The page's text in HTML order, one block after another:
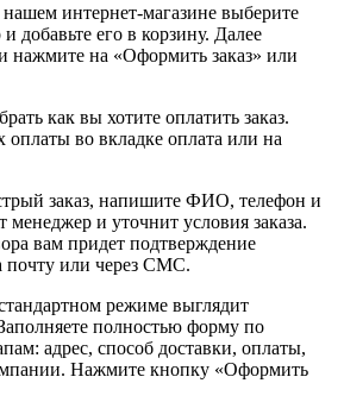
интернет-магазине выберите
добавьте его в корзину. Далее
нажмите на «Оформить заказ» или
как вы хотите оплатить заказ.
во вкладке оплата или на
заказ, напишите ФИО, телефон и
менеджер и уточнит условия заказа.
вам придет подтверждение
почту или через СМС.
режиме выглядит
полностью форму по
адрес, способ доставки, оплаты,
Нажмите кнопку «Оформить